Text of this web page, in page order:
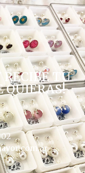
RECIBE TU
QUIERAS!